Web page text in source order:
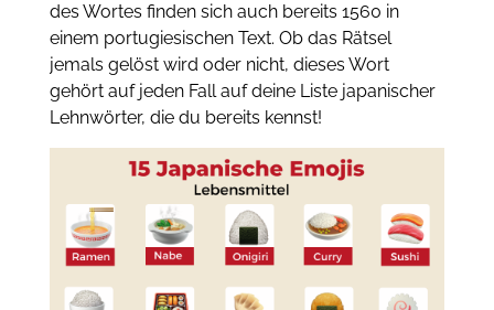
des Wortes finden sich auch bereits 1560 in
einem portugiesischen Text. Ob das Rätsel
jemals gelöst wird oder nicht, dieses Wort
gehört auf jeden Fall auf deine Liste japanischer
Lehnwörter, die du bereits kennst!